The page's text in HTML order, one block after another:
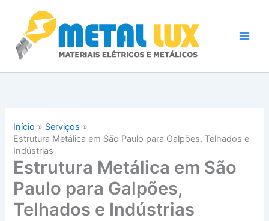
conteúdo
Início
Serviços
Estrutura Metálica em São Paulo para Galpões, Telhados e
Indústrias
Estrutura Metálica em São
Paulo para Galpões,
Telhados e Indústrias
Entre em contato conosco e solicite
um orçamento!